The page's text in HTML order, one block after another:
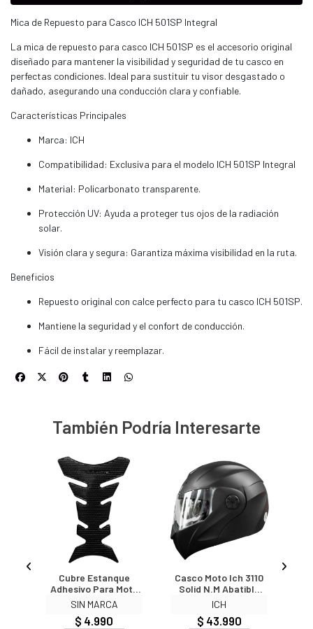
Mica de Repuesto para Casco ICH 501SP Integral
La mica de repuesto para casco ICH 501SP es el accesorio original
diseñado para mantener la visibilidad y seguridad de tu casco en
perfectas condiciones. Ideal para sustituir tu visor desgastado o
dañado, asegurando una conducción clara y confiable.
Características Principales
Marca: ICH
Compatibilidad: Exclusiva para el modelo ICH 501SP Integral
Material: Policarbonato transparente.
Protección UV: Ayuda a proteger tus ojos de la radiación
solar.
Visión clara y segura: Garantiza máxima visibilidad en la ruta.
Beneficios
Repuesto original con calce perfecto para tu casco ICH 501SP.
Mantiene la seguridad y el confort de conducción.
Fácil de instalar y reemplazar.
También Podría Interesarte
Cubre Estanque
Adhesivo Para Moto
3296
SIN MARCA
$ 4.990
Casco Moto Ich 3110
Solid N.m Abatible
Con Sun Visor
Certificación Dot 3cv
ICH
$ 43.990